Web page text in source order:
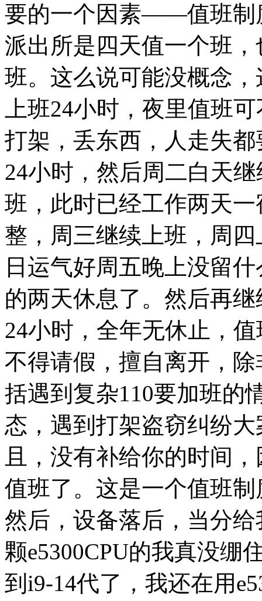
要的一个因素——值班制
派出所是四天值一个班
班。这么说可能没概念
上班24小时，夜里值班
打架，丢东西，人走失
24小时，然后周二白天
班，此时已经工作两天
整，周三继续上班，周
日运气好周五晚上没留
的两天休息了。然后再
24小时，全年无休止，
不得请假，擅自离开，
括遇到复杂110要加班的
态，遇到打架盗窃纠纷
且，没有补给你的时间
值班了。这是一个值班制
然后，设备落后，当分
颗e5300CPU的我真没绷
到i9-14代了，我还在用